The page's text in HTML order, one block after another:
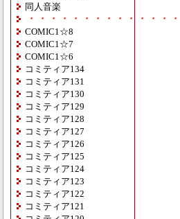
同人音楽
・・・・・・・・・・・・・
COMIC1☆8
COMIC1☆7
COMIC1☆6
コミティア134
コミティア131
コミティア130
コミティア129
コミティア128
コミティア127
コミティア126
コミティア125
コミティア124
コミティア123
コミティア122
コミティア121